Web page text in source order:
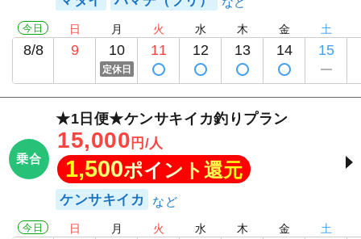
今日
8/8
日
9
月
10
定休日
火
11
水
12
木
13
金
14
土
15
乗合
★1日便★ケンサキイカ釣りプラン
15,000 円/人
1,500ポイント還元
ケンサキイカ
今日 日 月 火 水 木 金 土